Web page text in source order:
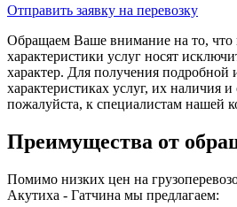
Отправить заявку на перевозку
Обращаем Ваше внимание на то,
характеристики услуг носят
характер. Для получения
характеристиках услуг, их наличия
пожалуйста, к специалистам нашей
Преимущества от
Помимо низких цен на
Акутиха - Гатчина мы предлагаем: